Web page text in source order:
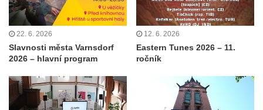
22. 6. 2026
Slavnosti města Varnsdorf
2026 – hlavní program
12. 6. 2026
Eastern Tunes 2026 – 11.
ročník